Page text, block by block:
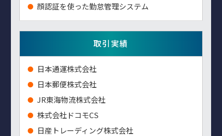
顔認証を使った勤怠管理システム
取引実績
⽇本通運株式会社
⽇本郵便株式会社
JR東海物流株式会社
株式会社ドコモCS
日産トレーディング株式会社